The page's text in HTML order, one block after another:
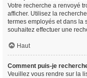
Votre recherche a renvoyé
afficher. Utilisez la
termes employés et dans la
souhaitez effectuer une
Haut
Comment puis-je
Veuillez vous rendre sur la